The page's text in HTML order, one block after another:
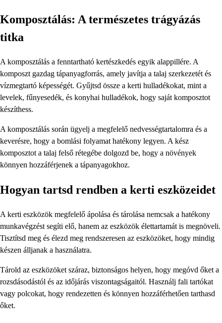
Komposztálás: A természetes trágyázás
titka
A komposztálás a fenntartható kertészkedés egyik alappillére. A
komposzt gazdag tápanyagforrás, amely javítja a talaj szerkezetét és
vízmegtartó képességét. Gyűjtsd össze a kerti hulladékokat, mint a
levelek, fűnyesedék, és konyhai hulladékok, hogy saját komposztot
készíthess.
A komposztálás során ügyelj a megfelelő nedvességtartalomra és a
keverésre, hogy a bomlási folyamat hatékony legyen. A kész
komposztot a talaj felső rétegébe dolgozd be, hogy a növények
könnyen hozzáférjenek a tápanyagokhoz.
Hogyan tartsd rendben a kerti eszközeidet
A kerti eszközök megfelelő ápolása és tárolása nemcsak a hatékony
munkavégzést segíti elő, hanem az eszközök élettartamát is megnöveli.
Tisztítsd meg és élezd meg rendszeresen az eszközöket, hogy mindig
készen álljanak a használatra.
Tárold az eszközöket száraz, biztonságos helyen, hogy megóvd őket a
rozsdásodástól és az időjárás viszontagságaitól. Használj fali tartókat
vagy polcokat, hogy rendezetten és könnyen hozzáférhetően tarthasd
őket.